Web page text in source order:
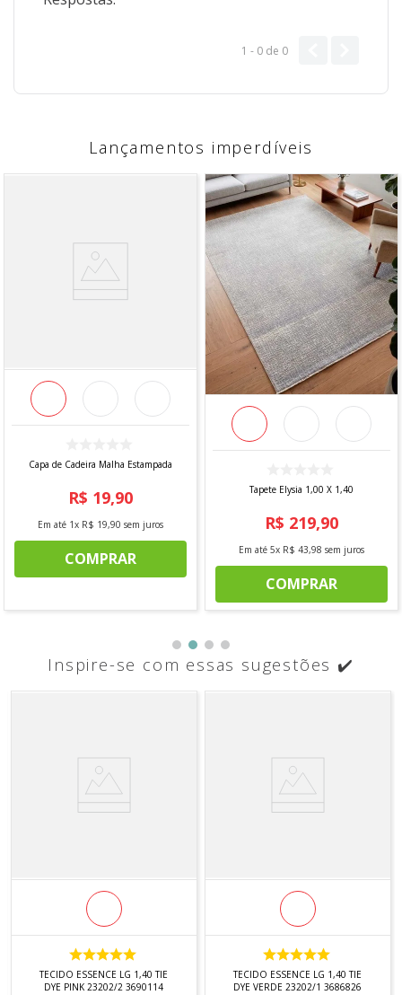
1 - 0 de 0
Lançamentos imperdíveis
Capa de Cadeira Malha Estampada
R$ 19,90
Em até 1x R$ 19,90 sem juros
COMPRAR
Tapete Elysia 1,00 X 1,40
R$ 219,90
Em até 5x R$ 43,98 sem juros
COMPRAR
Inspire-se com essas sugestões ✔️
TECIDO ESSENCE LG 1,40 TIE
DYE PINK 23202/2 3690114
TECIDO ESSENCE LG 1,40 TIE
DYE VERDE 23202/1 3686826